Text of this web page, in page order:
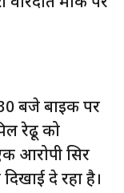
बजे बाइक पर
रेढू को
आरोपी सिर
दे रहा है।